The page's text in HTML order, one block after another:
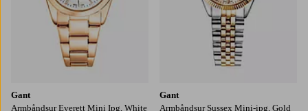
Gant
Armbåndsur Everett Mini Ipg, White
Gant
Armbåndsur Sussex Mini-ipg, Gold